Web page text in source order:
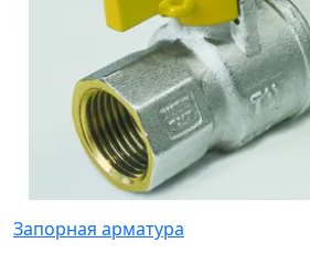
Запорная арматура